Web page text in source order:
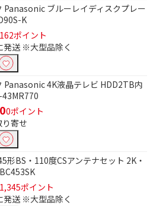
Panasonic ブルーレイディスクプレー
K
162ポイント
発送 ※大型品除く
Panasonic 4K液晶テレビ HDD2TB内
0ポイント
寄せ
形BS・110度CSアンテナセット 2K・
1,345ポイント
発送 ※大型品除く
む
スリムタイプ